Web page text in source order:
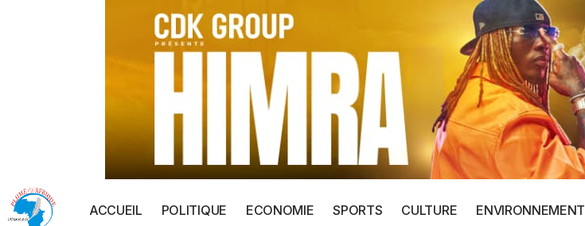
ACCUEIL POLITIQUE ECONOMIE SPORTS CULTURE ENVIRONNEMENT